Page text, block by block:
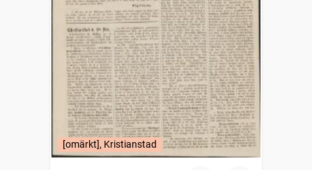
[omärkt], Kristianstad